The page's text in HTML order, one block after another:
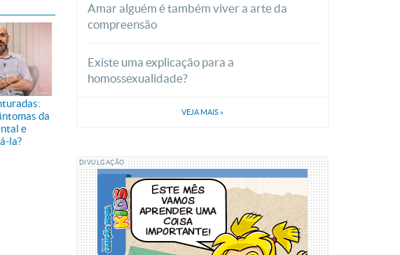
da
e
la?
Amar alguém é também viver a arte da
compreensão
Existe uma explicação para a
homossexualidade?
VEJA MAIS »
DIVULGAÇÃO